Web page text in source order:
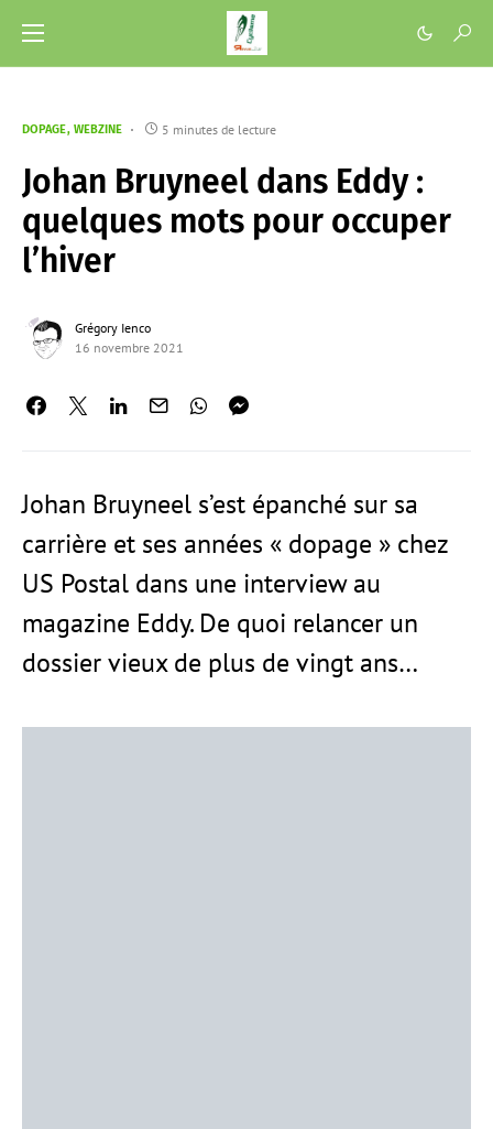
DOPAGE WEBZINE 5 minutes de lecture
Johan Bruyneel dans Eddy :
quelques mots pour occuper
l’hiver
Grégory Ienco
16 novembre 2021
Johan Bruyneel s’est épanché sur sa
carrière et ses années « dopage » chez
US Postal dans une interview au
magazine Eddy. De quoi relancer un
dossier vieux de plus de vingt ans…